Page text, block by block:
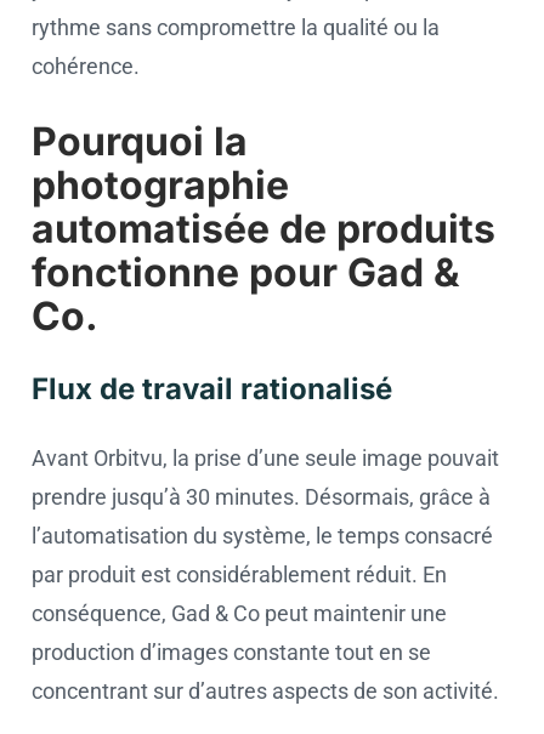
rythme sans compromettre la qualité ou la
cohérence.
Pourquoi la
photographie
automatisée de produits
fonctionne pour Gad &
Co.
Flux de travail rationalisé
Avant Orbitvu, la prise d’une seule image pouvait
prendre jusqu’à 30 minutes. Désormais, grâce à
l’automatisation du système, le temps consacré
par produit est considérablement réduit. En
conséquence, Gad & Co peut maintenir une
production d’images constante tout en se
concentrant sur d’autres aspects de son activité.